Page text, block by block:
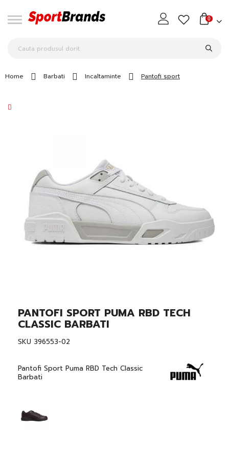
0
Home Barbati Incaltaminte Pantofi sport
Skip
to
the
beginning
of
gallery
PANTOFI SPORT PUMA RBD TECH
CLASSIC BARBATI
SKU 396553-02
Pantofi Sport Puma RBD Tech Classic
Barbati